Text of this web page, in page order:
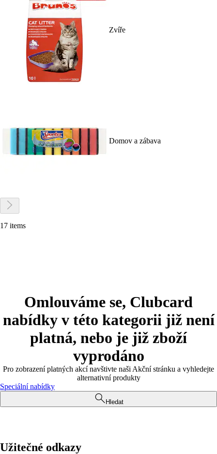
Zvíře
Domov a zábava
17 items
Omlouváme se, Clubcard
nabídky v této kategorii již není
platná, nebo je již zboží
vyprodáno
Pro zobrazení platných akcí navštivte naši Akční stránku a vyhledejte
alternativní produkty
Speciální nabídky
Hledat
Užitečné odkazy